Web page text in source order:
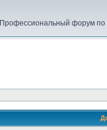
Профессиональный форум по